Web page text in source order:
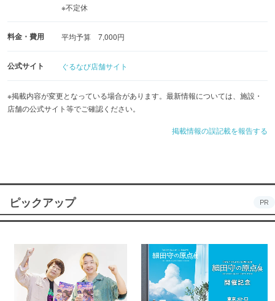
※不定休
料金・費用 平均予算 7,000円
公式サイト ぐるなび店舗サイト
※掲載内容が変更となっている場合があります。最新情報については、施設・
店舗の公式サイト等でご確認ください。
掲載情報の誤記載を報告する
ピックアップ PR